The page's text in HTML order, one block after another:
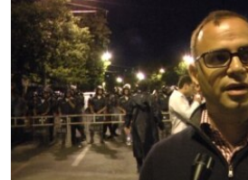
СПОРТ
АРХИВ
Հայերեն
English
Русский